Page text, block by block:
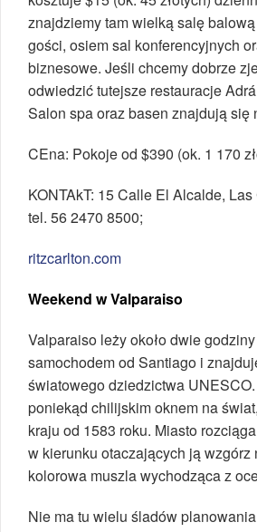
znajdziemy tam wielką salę balową
gości, osiem sal konferencyjnych
biznesowe. Jeśli chcemy dobrze
odwiedzić tutejsze restauracje
Salon spa oraz basen znajdują się
CEna: Pokoje od $390 (ok. 1 170
KONTAkT: 15 Calle El Alcalde,
tel. 56 2470 8500;
ritzcarlton.com
Weekend w Valparaiso
Valparaiso leży około dwie
samochodem od Santiago i
światowego dziedzictwa
poniekąd chilijskim oknem na
kraju od 1583 roku. Miasto
w kierunku otaczających ją wzgórz
kolorowa muszla wychodząca z
Nie ma tu wielu śladów